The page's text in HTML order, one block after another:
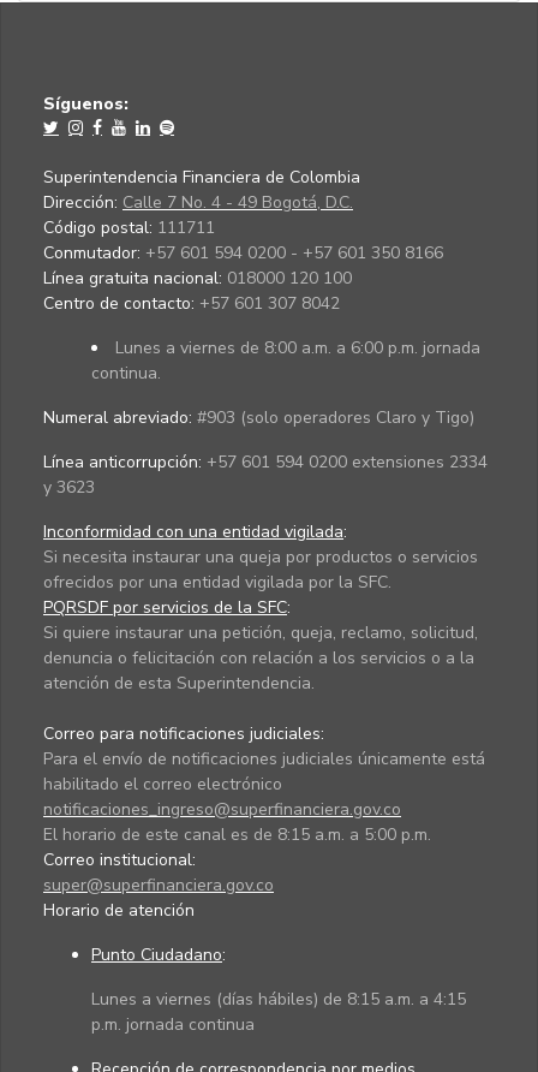
Síguenos:
Superintendencia Financiera de Colombia
Dirección: Calle 7 No. 4 - 49 Bogotá, D.C.
Código postal: 111711
Conmutador: +57 601 594 0200 - +57 601 350 8166
Línea gratuita nacional: 018000 120 100
Centro de contacto: +57 601 307 8042
Lunes a viernes de 8:00 a.m. a 6:00 p.m. jornada
continua.
Numeral abreviado: #903 (solo operadores Claro y Tigo)
Línea anticorrupción: +57 601 594 0200 extensiones 2334
y 3623
Inconformidad con una entidad vigilada:
Si necesita instaurar una queja por productos o servicios
ofrecidos por una entidad vigilada por la SFC.
PQRSDF por servicios de la SFC:
Si quiere instaurar una petición, queja, reclamo, solicitud,
denuncia o felicitación con relación a los servicios o a la
atención de esta Superintendencia.
Correo para notificaciones judiciales:
Para el envío de notificaciones judiciales únicamente está
habilitado el correo electrónico
notificaciones_ingreso@superfinanciera.gov.co
El horario de este canal es de 8:15 a.m. a 5:00 p.m.
Correo institucional:
super@superfinanciera.gov.co
Horario de atención
Punto Ciudadano:
Lunes a viernes (días hábiles) de 8:15 a.m. a 4:15
p.m. jornada continua